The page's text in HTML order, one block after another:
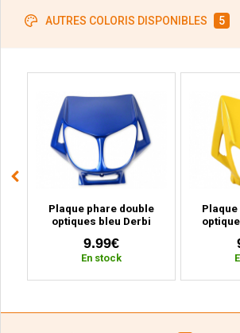
AUTRES COLORIS DISPONIBLES 5
Plaque phare double
optiques bleu Derbi
9.99€
En stock